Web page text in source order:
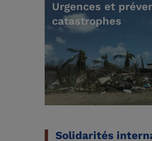
Urgences et
catastrophes
Solidarités